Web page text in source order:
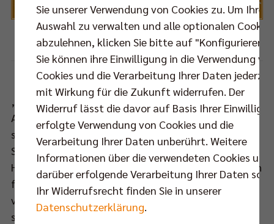
Foto:Eckhard Herfet
„Wir reisen dorthin, um zu gewinnen“, zeigt sich
Adam White vor dem Rückspiel in Hamburg
selbstbewusst. Der Australier hat sich unter Trainer
Stelian Moculescu zum Stammspieler beim
Hauptstadtclub gemausert. White steht sinnbildlich
für die Entwicklung des BR Volleys Teams in den
vergangenen Wochen und bringt die Verfassung
seiner Mannschaft am eigenen Beispiel deutlich auf
Sie unserer Verwendung von Cookies zu. Um Ihre
Auswahl zu verwalten und alle optionalen Cookies
abzulehnen, klicken Sie bitte auf "Konfigurieren".
Sie können ihre Einwilligung in die Verwendung
Cookies und die Verarbeitung Ihrer Daten
mit Wirkung für die Zukunft widerrufen. Der
Widerruf lässt die davor auf Basis Ihrer
erfolgte Verwendung von Cookies und die
Verarbeitung Ihrer Daten unberührt. Weitere
Informationen über die verwendeten Cookies und
darüber erfolgende Verarbeitung Ihrer Daten
Ihr Widerrufsrecht finden Sie in unserer
Datenschutzerklärung.